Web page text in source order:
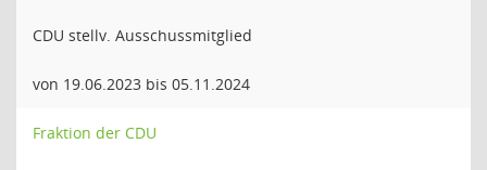
CDU stellv. Ausschussmitglied
von 19.06.2023 bis 05.11.2024
Fraktion der CDU